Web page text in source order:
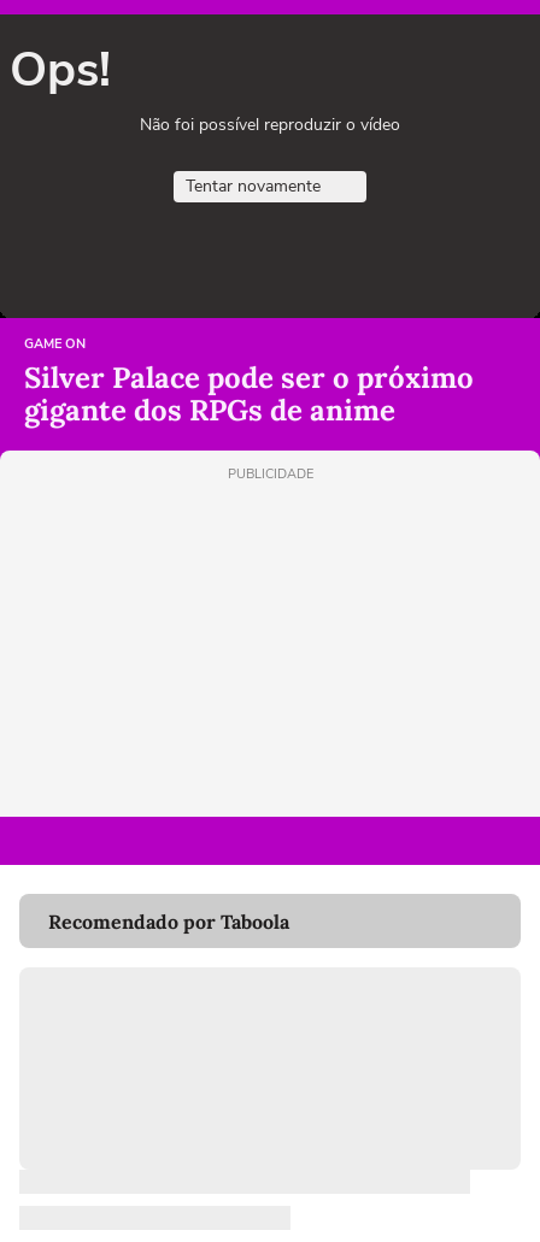
Ops!
Não foi possível reproduzir o vídeo
Tentar novamente
GAME ON
Silver Palace pode ser o próximo
gigante dos RPGs de anime
PUBLICIDADE
Recomendado por Taboola